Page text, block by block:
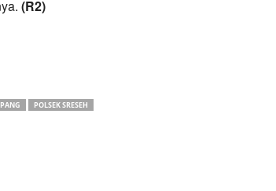
(R2)
POLSEK SRESEH